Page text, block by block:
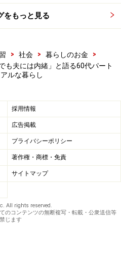
をもっと見る
> 社会 > 暮らしのお金
>
も夫には内緒」と語る60代パート
ルな暮らし
採用情報
広告掲載
プライバシーポリシー
著作権・商標・免責
サイトマップ
All rights reserved.
のコンテンツの無断複写・転載・公衆送信等
じます